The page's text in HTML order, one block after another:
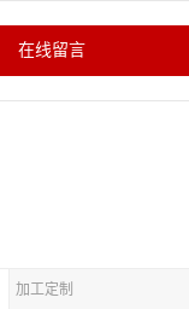
在线留言
加工定制